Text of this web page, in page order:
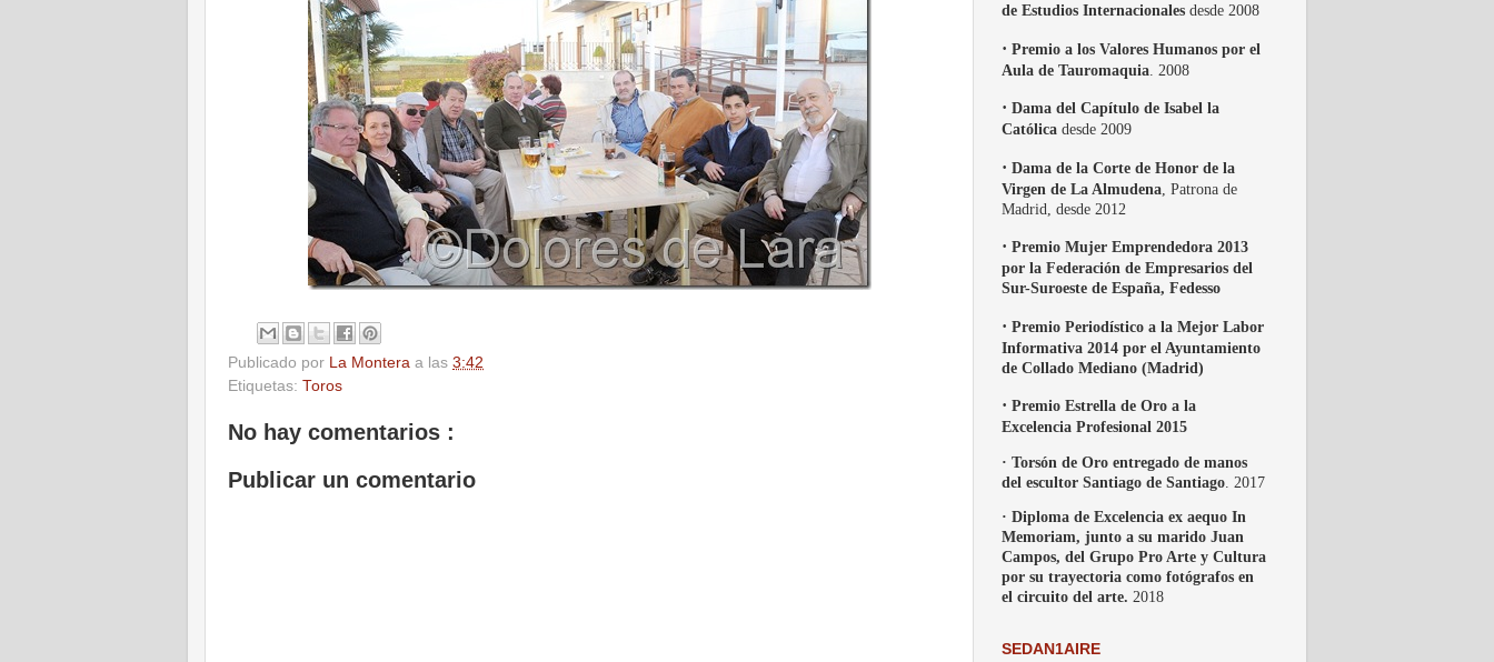
Publicado por La Montera a las 3:42
Etiquetas: Toros
No hay comentarios :
Publicar un comentario
de Estudios Internacionales desde 2008
· Premio a los Valores Humanos por el
Aula de Tauromaquia . 2008
· Dama del Capítulo de Isabel la
Católica desde 2009
· Dama de la Corte de Honor de la
Virgen de La Almudena , Patrona de
Madrid, desde 2012
· Premio Mujer Emprendedora 2013
por la Federación de Empresarios del
Sur-Suroeste de España, Fedesso
· Premio Periodístico a la Mejor Labor
Informativa 2014 por el Ayuntamiento
de Collado Mediano (Madrid)
· Premio Estrella de Oro a la
Excelencia Profesional 2015
· Torsón de Oro entregado de manos
del escultor Santiago de Santiago . 2017
· Diploma de Excelencia ex aequo In
Memoriam, junto a su marido Juan
Campos, del Grupo Pro Arte y Cultura
por su trayectoria como fotógrafos en
el circuito del arte. 2018
SEDAN1AIRE